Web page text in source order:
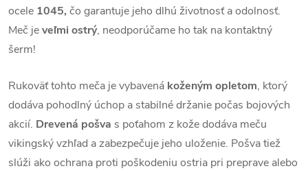
ocele 1045, čo garantuje jeho dlhú životnosť a odolnosť.
Meč jeveľmi ostrý, neodporúčame ho tak na kontaktný
šerm!
Rukoväť tohto meča je vybavená koženým opletom, ktorý
dodáva pohodlný úchop a stabilné držanie počas bojových
akcií. Drevená pošva s poťahom z kože dodáva meču
vikingský vzhľad a zabezpečuje jeho uloženie. Pošva tiež
slúži ako ochrana proti poškodeniu ostria pri preprave alebo